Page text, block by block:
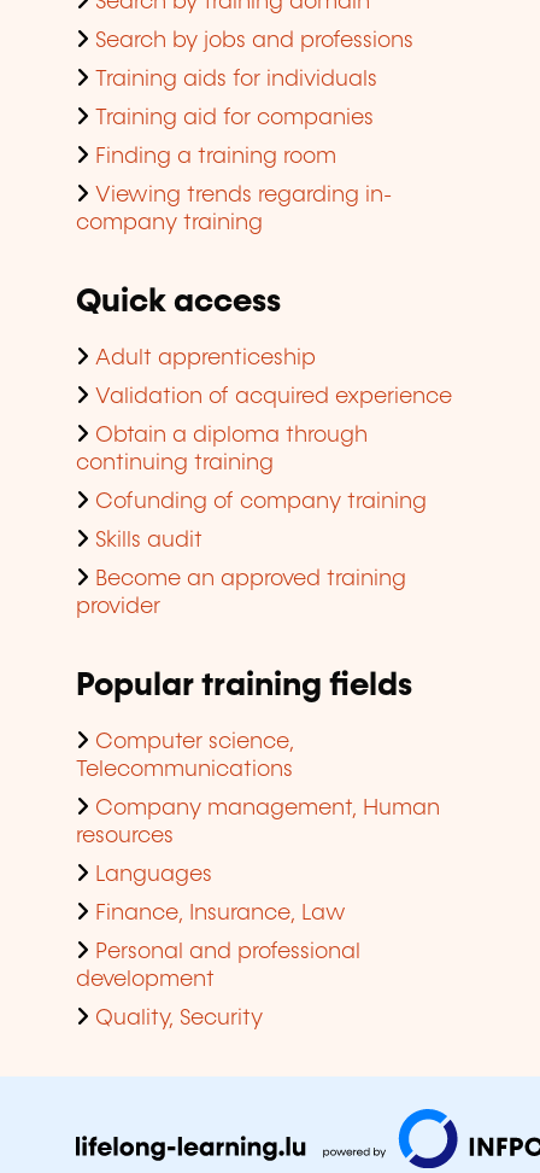
Search by jobs and professions
Training aids for individuals
Training aid for companies
Finding a training room
Viewing trends regarding in-
company training
Quick access
Adult apprenticeship
Validation of acquired experience
Obtain a diploma through
continuing training
Cofunding of company training
Skills audit
Become an approved training
provider
Popular training fields
Computer science,
Telecommunications
Company management, Human
resources
Languages
Finance, Insurance, Law
Personal and professional
development
Quality, Security